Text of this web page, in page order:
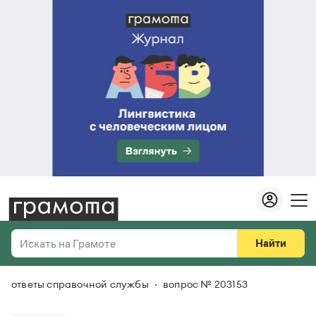
Искать на Грамоте
Справочная служба
Найти
Везде
ответы справочной службы вопрос № 203153